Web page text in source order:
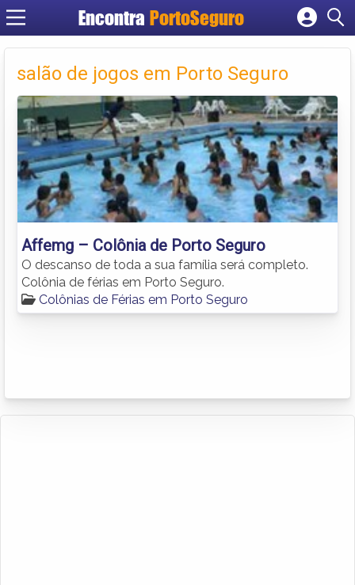
Encontra PortoSeguro
Cadastrar empresa
Criar conta
salão de jogos em Porto Seguro
Affemg – Colônia de Porto Seguro
O descanso de toda a sua família será completo.
Colônia de férias em Porto Seguro.
Colônias de Férias em Porto Seguro